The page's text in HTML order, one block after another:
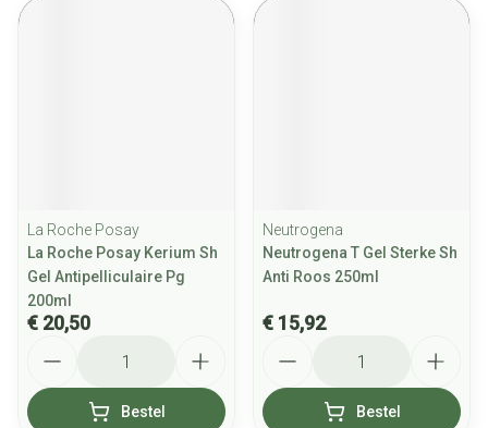
La Roche Posay
La Roche Posay Kerium Sh
Gel Antipelliculaire Pg
200ml
€ 20,50
Bestel
Neutrogena
Neutrogena T Gel Sterke Sh
Anti Roos 250ml
€ 15,92
Bestel